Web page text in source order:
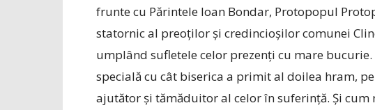
frunte cu Părintele Ioan Bondar, Protopopul
statornic al preoților și credincioșilor comunei
umplând sufletele celor prezenți cu mare
specială cu cât biserica a primit al doilea hram,
ajutător și tămăduitor al celor în suferință. Și